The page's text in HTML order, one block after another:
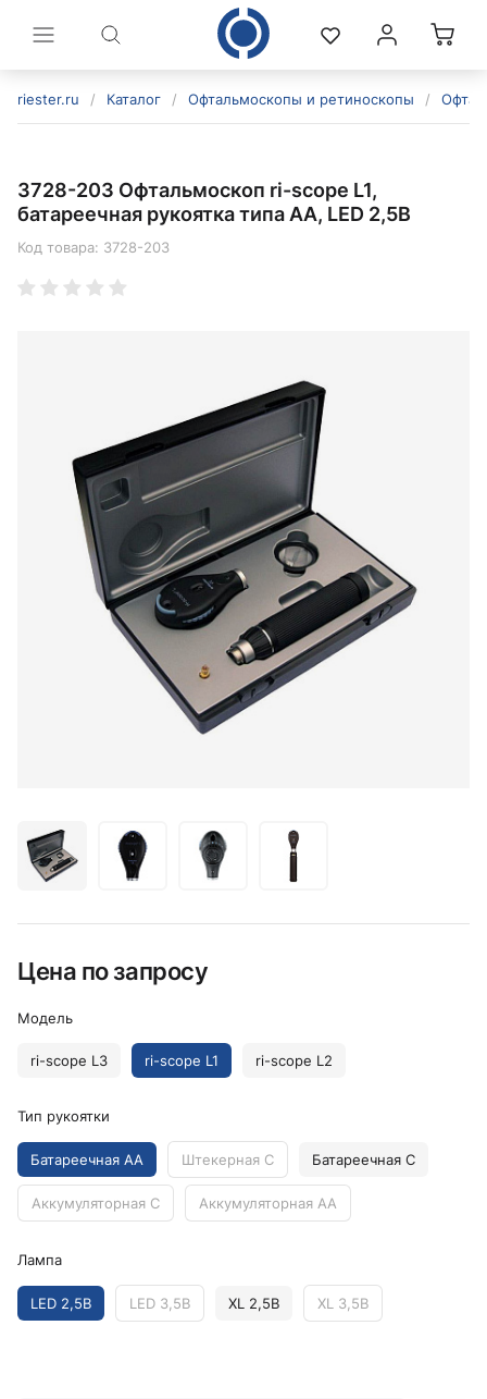
riester.ru / Каталог / Офтальмоскопы и ретиноскопы /
3728-203 Офтальмоскоп ri-scope L1,
батареечная рукоятка типа AA, LED 2,5В
Код товара: 3728-203
Цена по запросу
Модель
ri-scope L3 ri-scope L1 ri-scope L2
Тип рукоятки
Батареечная AA Штекерная C Батареечная C
Аккумуляторная C Аккумуляторная AA
Лампа
LED 2,5В LED 3,5В XL 2,5В XL 3,5В
политикой конфиденциальности